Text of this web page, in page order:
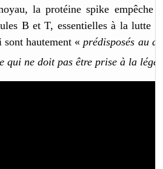
la protéine spike
B et T, essentielles à la lutte
sont hautement « prédisposés au
qui ne doit pas être prise à la